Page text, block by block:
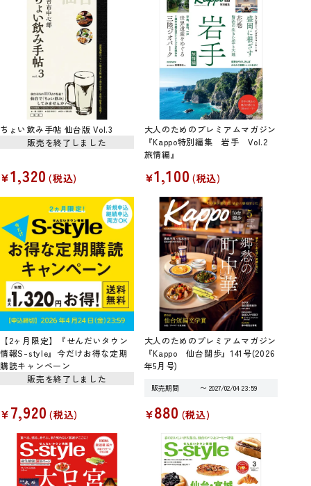
ちょい飲み手帖 仙台版 Vol.3
販売を終了しました
¥1,320 税込
大人のためのプレミアムマガジン
『Kappo特別編集 岩手 Vol.2
旅情編』
¥1,100 税込
【2ヶ月限定】『せんだいタウン
情報S-style』今だけお得な定期
購読キャンペーン
販売を終了しました
¥7,920 税込
大人のためのプレミアムマガジン
『Kappo 仙台闊歩』141号(2026
年5月号)
販売期間 〜 2027/02/04 23:59
¥880 税込